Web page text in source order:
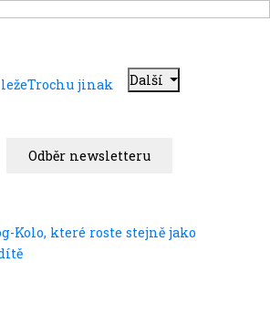
Trochu jinak Další
Odběr newsletteru